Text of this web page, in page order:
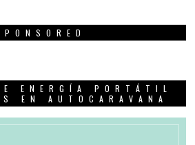
ENERGÍA PORTÁTIL
EN AUTOCARAVANA